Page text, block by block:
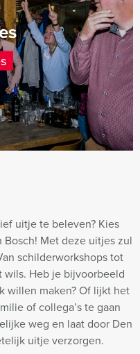
uitje te beleven? Kies
Met deze uitjes zul
schilderworkshops tot
Heb je bijvoorbeeld
willen maken? Of lijkt het
of collega’s te gaan
weg en laat door Den
uitje verzorgen.